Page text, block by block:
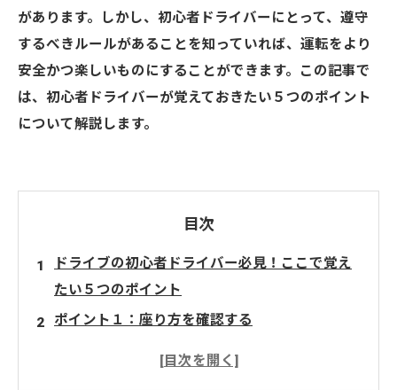
があります。しかし、初心者ドライバーにとって、遵守
するべきルールがあることを知っていれば、運転をより
安全かつ楽しいものにすることができます。この記事で
は、初心者ドライバーが覚えておきたい５つのポイント
について解説します。
目次
ドライブの初心者ドライバー必見！ここで覚え
たい５つのポイント
ポイント１：座り方を確認する
ポイント２：スピードには注意を払う